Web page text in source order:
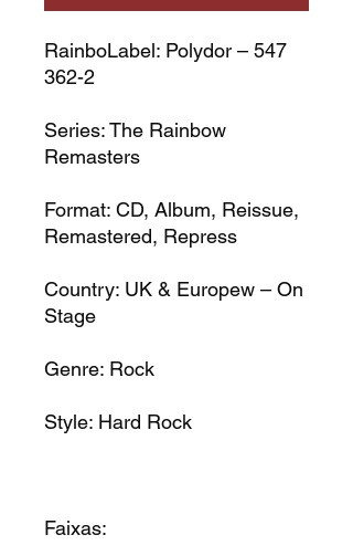
RainboLabel: Polydor – 547
362-2
Series:The Rainbow
Remasters
Format: CD, Album, Reissue,
Remastered, Repress
Country: UK & Europew – On
Stage
Genre: Rock
Style: Hard Rock
Faixas: